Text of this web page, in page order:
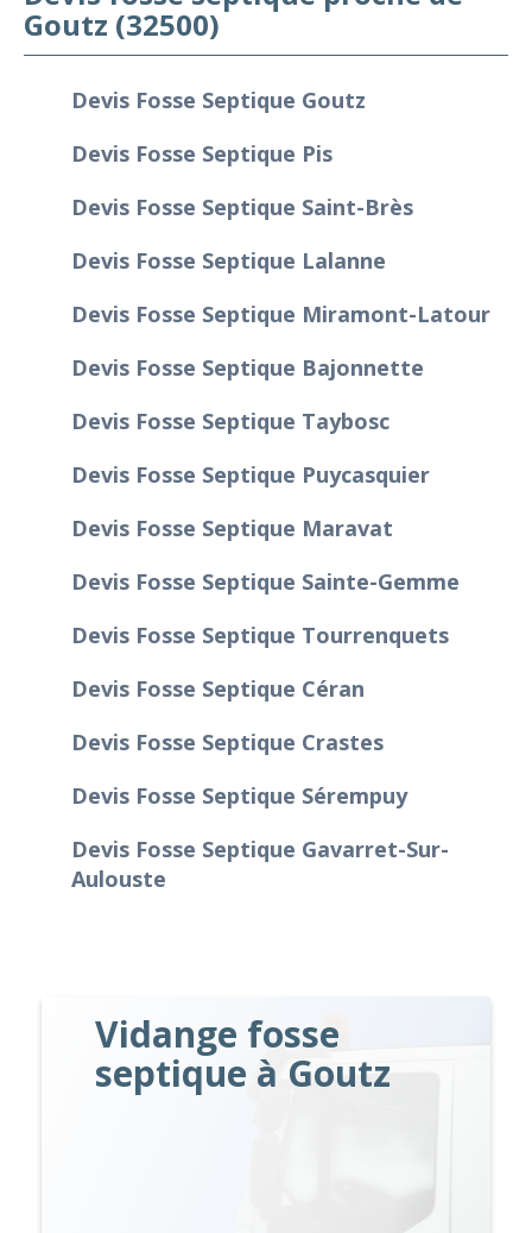
Goutz (32500)
Devis Fosse Septique Goutz
Devis Fosse Septique Pis
Devis Fosse Septique Saint-Brès
Devis Fosse Septique Lalanne
Devis Fosse Septique Miramont-Latour
Devis Fosse Septique Bajonnette
Devis Fosse Septique Taybosc
Devis Fosse Septique Puycasquier
Devis Fosse Septique Maravat
Devis Fosse Septique Sainte-Gemme
Devis Fosse Septique Tourrenquets
Devis Fosse Septique Céran
Devis Fosse Septique Crastes
Devis Fosse Septique Sérempuy
Devis Fosse Septique Gavarret-Sur-
Aulouste
Vidange fosse
septique à Goutz